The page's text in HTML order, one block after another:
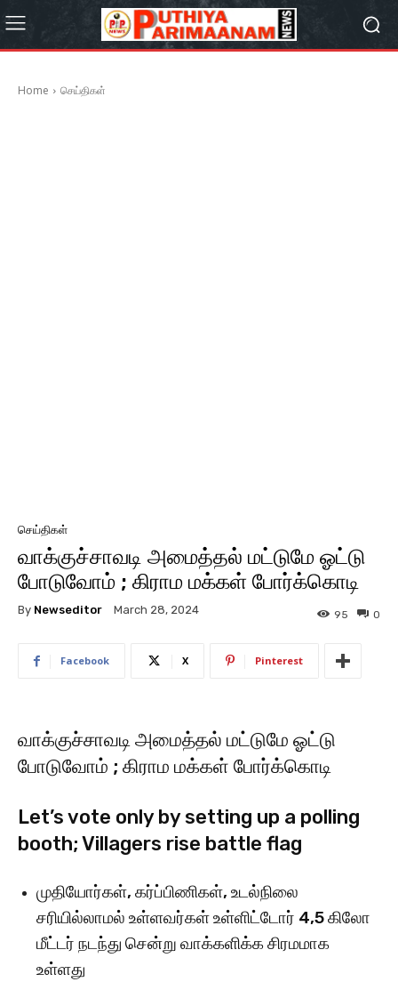
Home செய்திகள்
செய்திகள்
வாக்குச்சாவடி அமைத்தல் மட்டுமே ஓட்டு
போடுவோம் ; கிராம மக்கள் போர்க்கொடி
By Newseditor March 28, 2024 0
95
Facebook X Pinterest
வாக்குச்சாவடி அமைத்தல் மட்டுமே ஓட்டு
போடுவோம் ; கிராம மக்கள் போர்க்கொடி
Let’s vote only by setting up a polling
booth; Villagers rise battle flag
முதியோர்கள், கர்ப்பிணிகள், உடல்நிலை
சரியில்லாமல் உள்ளவர்கள் உள்ளிட்டோர் 4,5 கிலோ
மீட்டர் நடந்து சென்று வாக்களிக்க சிரமமாக
உள்ளது